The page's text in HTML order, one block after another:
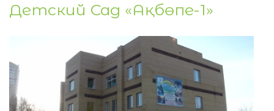
Детский Сад «Ақбөпе-1»